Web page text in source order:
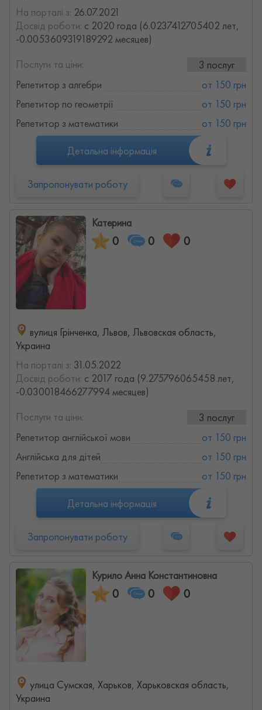
На порталі з: 26.07.2021
Досвід роботи: с 2020 года (6.0237412705402 лет,
-0.0053609319189292 месяцев)
Послуги та ціни:
3 послуг
Репетитор з алгебри
от 150 грн
Репетитор по геометрії
от 150 грн
Репетитор з математики
от 150 грн
Детальна інформація
Запропонувати роботу
Катерина
0 0 0
вулиця Грінченка, Львов, Львовская область,
Украина
На порталі з: 31.05.2022
Досвід роботи: с 2017 года (9.275796065458 лет,
-0.030018466277994 месяцев)
Послуги та ціни:
3 послуг
Репетитор англійської мови
от 150 грн
Англійська для дітей
от 150 грн
Репетитор з математики
от 150 грн
Детальна інформація
Запропонувати роботу
Курило Анна Константиновна
0 0 0
улица Сумская, Харьков, Харьковская область,
Украина